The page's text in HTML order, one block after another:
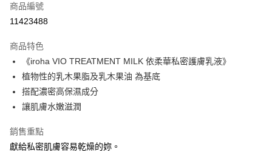
超商取貨付款
ATM付款
運送方式
全家取貨付款
付款後全家取貨
商品編號
11423488
商品特色
《iroha VIO TREATMENT MILK 依柔華私密護膚乳液》
植物性的乳木果脂及乳木果油 為基底
搭配濃密高保濕成分
讓肌膚水嫩滋潤
銷售重點
獻給私密肌膚容易乾燥的妳。